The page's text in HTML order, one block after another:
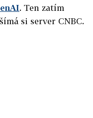
. Ten zatím
si server CNBC.